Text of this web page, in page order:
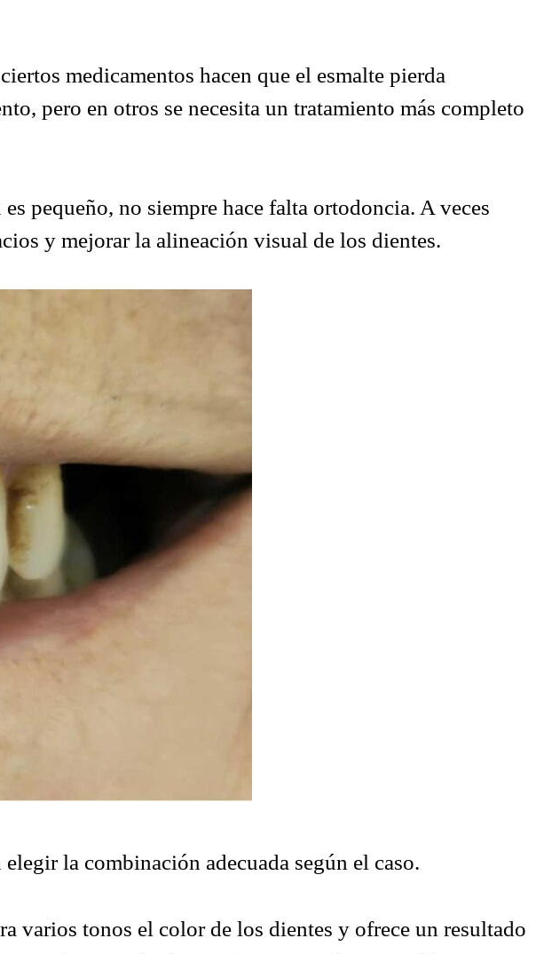
medicamentos hacen que el esmalte pierda
pero en otros se necesita un tratamiento más completo
pequeño, no siempre hace falta ortodoncia. A veces
y mejorar la alineación visual de los dientes.
la combinación adecuada según el caso.
varios tonos el color de los dientes y ofrece un resultado